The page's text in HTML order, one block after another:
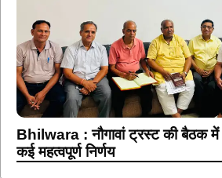
Bhilwara : नौगावां ट्रस्ट की बैठक
कई महत्वपूर्ण निर्णय